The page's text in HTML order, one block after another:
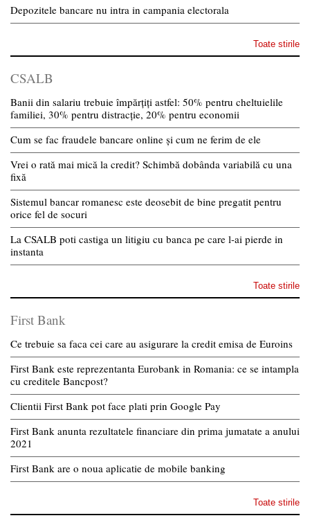
Depozitele bancare nu intra in campania electorala
Toate stirile
CSALB
Banii din salariu trebuie împărțiți astfel: 50% pentru cheltuielile
familiei, 30% pentru distracție, 20% pentru economii
Cum se fac fraudele bancare online și cum ne ferim de ele
Vrei o rată mai mică la credit? Schimbă dobânda variabilă cu una
fixă
Sistemul bancar romanesc este deosebit de bine pregatit pentru
orice fel de socuri
La CSALB poti castiga un litigiu cu banca pe care l-ai pierde in
instanta
Toate stirile
First Bank
Ce trebuie sa faca cei care au asigurare la credit emisa de Euroins
First Bank este reprezentanta Eurobank in Romania: ce se intampla
cu creditele Bancpost?
Clientii First Bank pot face plati prin Google Pay
First Bank anunta rezultatele financiare din prima jumatate a anului
2021
First Bank are o noua aplicatie de mobile banking
Toate stirile